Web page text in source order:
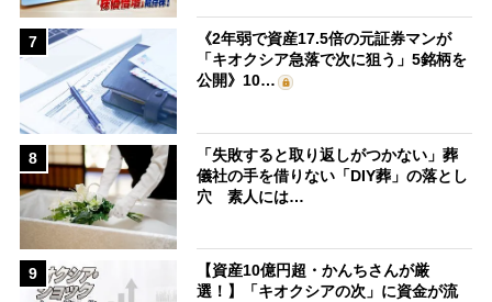
7
《2年弱で資産17.5倍の元証券マンが
「キオクシア急落で次に狙う」5銘柄を
公開》10…
8
「失敗すると取り返しがつかない」葬
儀社の手を借りない「DIY葬」の落とし
穴 素人には…
9
【資産10億円超・かんちさんが厳
選！】「キオクシアの次」に資金が流